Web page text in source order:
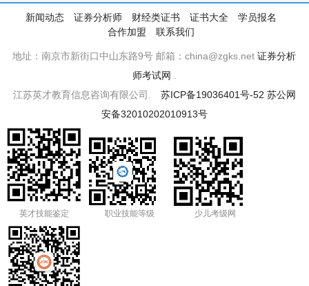
新闻动态 证券分析师 财经类证书 证书大全
学员报名
合作加盟
联系我们
地址：南京市新街口中山东路9号 邮箱：china@zgks.net证券分析
师考试网
江苏英才教育信息咨询有限公司. 苏ICP备19036401号-52 苏公网
安备32010202010913号
英才技能鉴定 职业技能等级 少儿考级网